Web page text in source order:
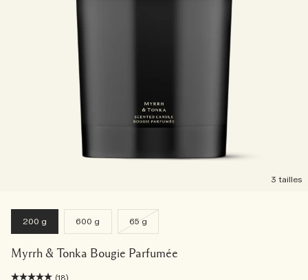
3 tailles
200 g 600 g 65 g
Myrrh & Tonka Bougie Parfumée